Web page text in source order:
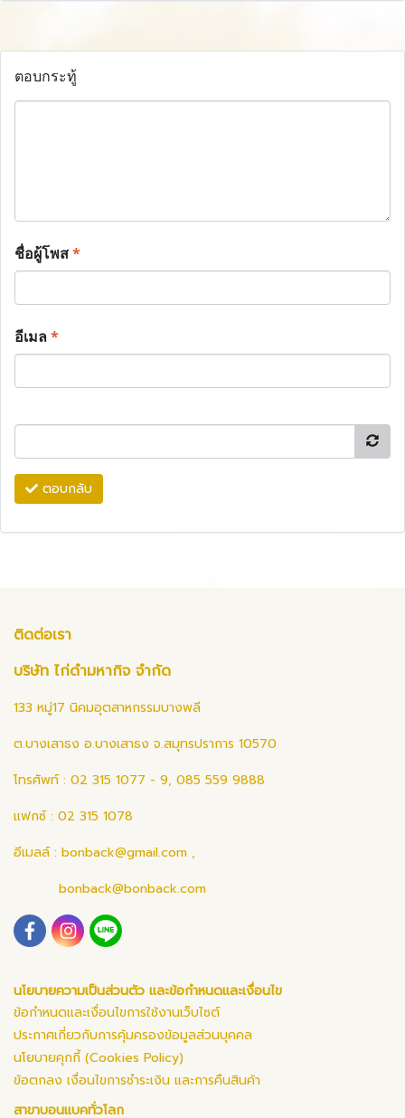
ตอบกระทู้
ชื่อผู้โพส*
อีเมล*
ตอบกลับ
ติดต่อเรา
บริษัท ไก่ดำมหากิจ จำกัด
133 หมู่17 นิคมอุตสาหกรรมบางพลี
ต.บางเสาธง อ.บางเสาธง จ.สมุทรปราการ 10570
โทรศัพท์ : 02 315 1077 - 9, 085 559 9888
แฟกซ์ : 02 315 1078
อีเมลล์ : bonback@gmail.com ,
bonback@bonback.com
นโยบายความเป็นส่วนตัว และข้อกำหนดและเงื่อนไข
ข้อกำหนดและเงื่อนไขการใช้งานเว็บไซต์
ประกาศเกี่ยวกับการคุ้มครองข้อมูลส่วนบุคคล
นโยบายคุกกี้ (Cookies Policy)
ข้อตกลง เงื่อนไขการชำระเงิน และการคืนสินค้า
สาขาบอนแบคทั่วโลก